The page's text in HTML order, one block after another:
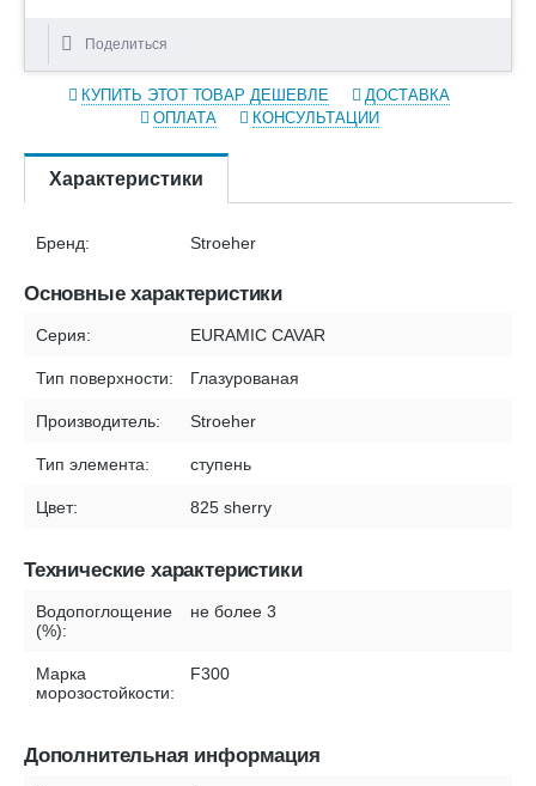
Поделиться
КУПИТЬ ЭТОТ ТОВАР ДЕШЕВЛЕ
ДОСТАВКА
ОПЛАТА
КОНСУЛЬТАЦИИ
Характеристики
Бренд: Stroeher
Основные характеристики
Серия: EURAMIC CAVAR
Тип поверхности: Глазурованая
Производитель: Stroeher
Тип элемента: ступень
Цвет: 825 sherry
Технические характеристики
Водопоглощение
(%):
не более 3
Марка
морозостойкости:
F300
Дополнительная информация